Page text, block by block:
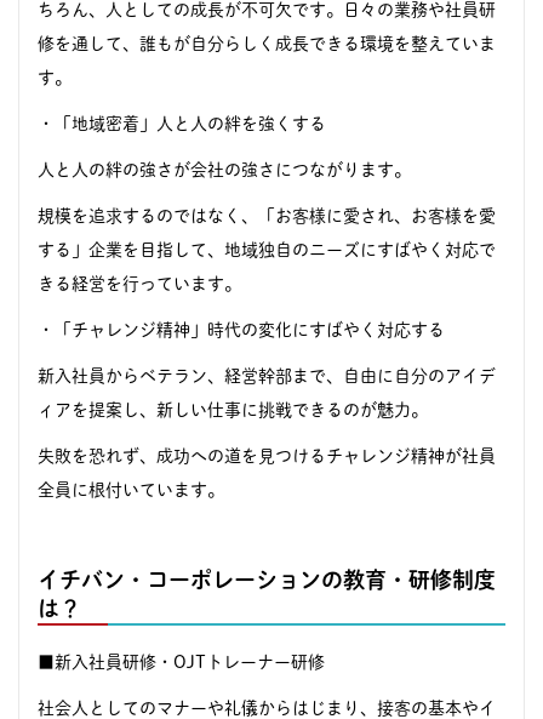
ちろん、人としての成長が不可欠です。日々の業務や社員研
修を通して、誰もが自分らしく成長できる環境を整えていま
す。
・「地域密着」人と人の絆を強くする
人と人の絆の強さが会社の強さにつながります。
規模を追求するのではなく、「お客様に愛され、お客様を愛
する」企業を目指して、地域独自のニーズにすばやく対応で
きる経営を行っています。
・「チャレンジ精神」時代の変化にすばやく対応する
新入社員からベテラン、経営幹部まで、自由に自分のアイデ
ィアを提案し、新しい仕事に挑戦できるのが魅力。
失敗を恐れず、成功への道を見つけるチャレンジ精神が社員
全員に根付いています。
イチバン・コーポレーションの教育・研修制度
は？
■新入社員研修・OJTトレーナー研修
社会人としてのマナーや礼儀からはじまり、接客の基本やイ